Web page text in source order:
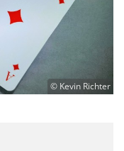
© Kevin Richter